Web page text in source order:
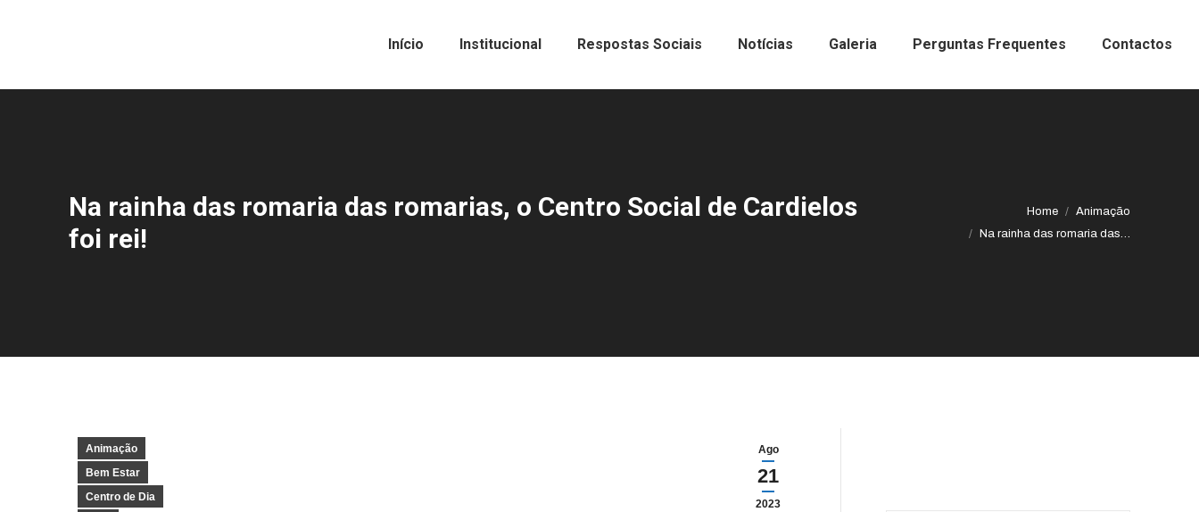
Início Institucional Respostas Sociais Notícias Galeria Perguntas Frequentes Contactos
Na rainha das romaria das romarias, o Centro Social de Cardielos
foi rei!
Home
Animação
Na rainha das romaria das…
Ago
21
2023
Animação
Bem Estar
Centro de Dia